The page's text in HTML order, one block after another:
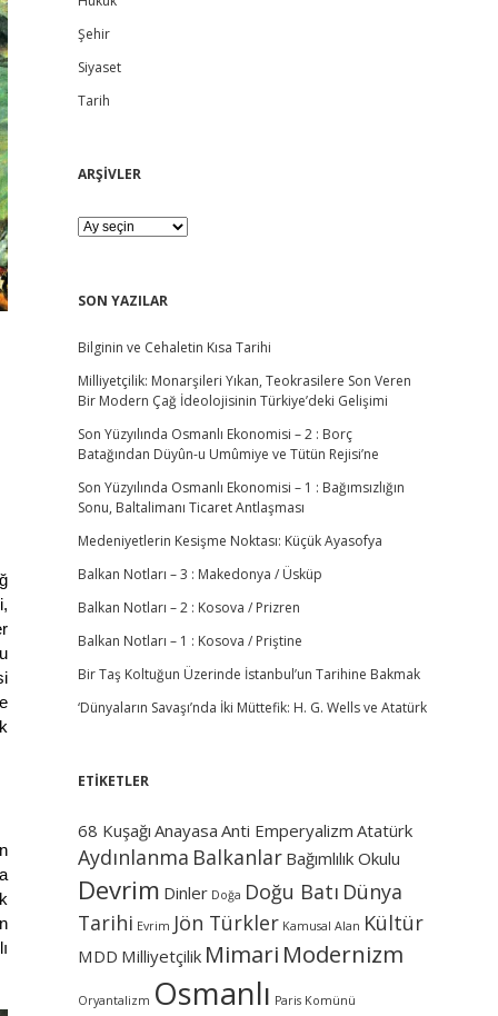
e
b
r
Şehir
Siyaset
Tarih
ARŞİVLER
A
R
V
E
SON YAZILAR
Bilginin ve Cehaletin Kısa Tarihi
Milliyetçilik: Monarşileri Yıkan, Teokrasilere Son Veren
Bir Modern Çağ İdeolojisinin Türkiye’deki Gelişimi
Son Yüzyılında Osmanlı Ekonomisi – 2 : Borç
Batağından Düyûn-u Umûmiye ve Tütün Rejisi’ne
Son Yüzyılında Osmanlı Ekonomisi – 1 : Bağımsızlığın
Sonu, Baltalimanı Ticaret Antlaşması
Medeniyetlerin Kesişme Noktası: Küçük Ayasofya
Balkan Notları – 3 : Makedonya / Üsküp
Balkan Notları – 2 : Kosova / Prizren
Balkan Notları – 1 : Kosova / Priştine
Bir Taş Koltuğun Üzerinde İstanbul’un Tarihine Bakmak
‘Dünyaların Savaşı’nda İki Müttefik: H. G. Wells ve Atatürk
ETİKETLER
68 Kuşağı Anayasa Anti Emperyalizm Atatürk
Aydınlanma Balkanlar Bağımlılık Okulu
Devrim Dinler Doğa Doğu Batı Dünya
Tarihi Evrim Jön Türkler Kamusal Alan Kültür
MDD Milliyetçilik Mimari Modernizm
Oryantalizm Osmanlı Paris Komünü